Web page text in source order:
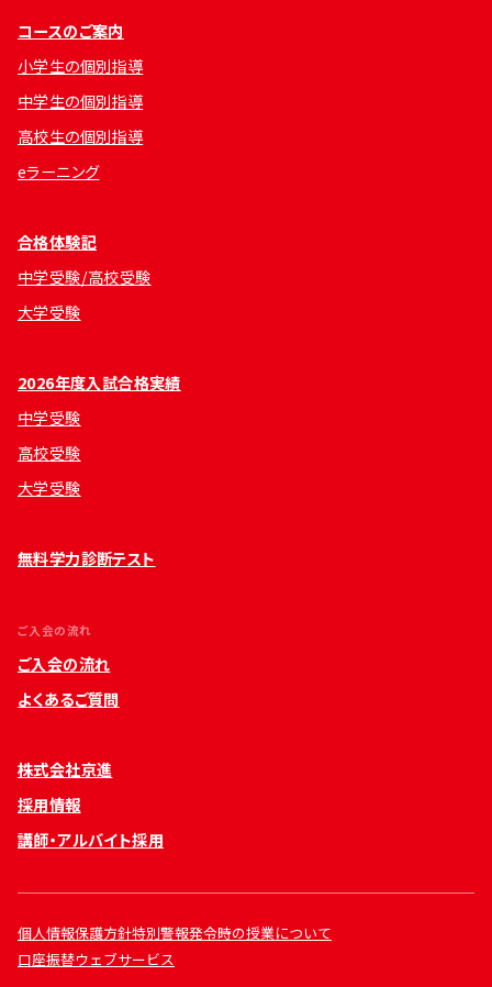
コースのご案内
小学生の個別指導
中学生の個別指導
高校生の個別指導
eラーニング
合格体験記
中学受験/高校受験
大学受験
2026年度入試合格実績
中学受験
高校受験
大学受験
無料学力診断テスト
ご入会の流れ
ご入会の流れ
よくあるご質問
株式会社京進
採用情報
講師・アルバイト採用
個人情報保護方針特別警報発令時の授業について
口座振替ウェブサービス